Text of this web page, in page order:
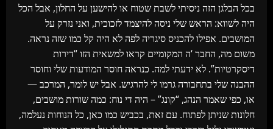
בכל הבלגן הזה ניסיתי לשבת שטוח או להישען על החלון, אבל הכל
היה לשווא: הראש שלי ניסה להיצמד לזכוכית, ואני נזרק על
המושבים. אפילו להכניס סיגריה לפה לא היה קל כמו שזה נראה.
משום מה, החבר ‘ה המקומיים קראו למשאית הזו “דירות
דיסקרטיות”. לא ידעתי למה. כנראה חוסר המודעות שלי וחוסר
ההבנה שלי בתחבורה גרמו לי להרגיש. אבל יש לומר, המרכב —
או, כפי שאמר הנהג, “קונג” – היה די נוח: כמה שורות מושבים,
חלונות שניתן לפתוח. עם זאת, בכביש כמו כאן, כל הנוחות נעלמה,